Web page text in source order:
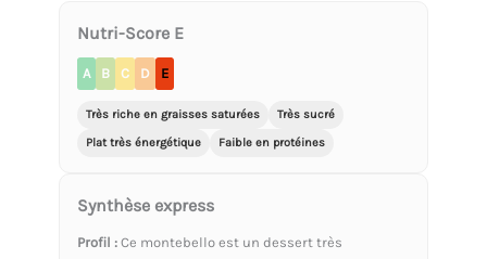
Nutri-Score E
A B C D E
Très riche en graisses saturées
Très sucré
Plat très énergétique
Faible en protéines
Synthèse express
Profil : Ce montebello est un dessert très